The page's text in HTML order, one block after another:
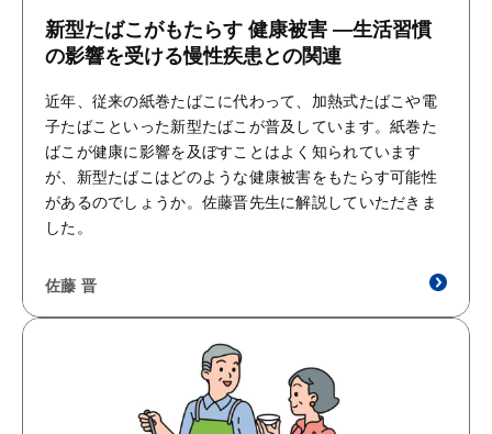
新型たばこがもたらす 健康被害 ―生活習慣
の影響を受ける慢性疾患との関連
近年、従来の紙巻たばこに代わって、加熱式たばこや電
子たばこといった新型たばこが普及しています。紙巻た
ばこが健康に影響を及ぼすことはよく知られています
が、新型たばこはどのような健康被害をもたらす可能性
があるのでしょうか。佐藤晋先生に解説していただきま
した。
佐藤 晋